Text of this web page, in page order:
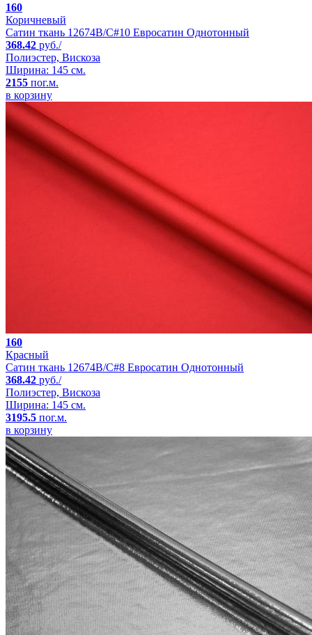
160
Коричневый
Сатин ткань 12674B/C#10 Евросатин Однотонный
368.42 руб./
Полиэстер, Вискоза
Ширина: 145 см.
2155 пог.м.
в корзину
160
Красный
Сатин ткань 12674B/C#8 Евросатин Однотонный
368.42 руб./
Полиэстер, Вискоза
Ширина: 145 см.
3195.5 пог.м.
в корзину